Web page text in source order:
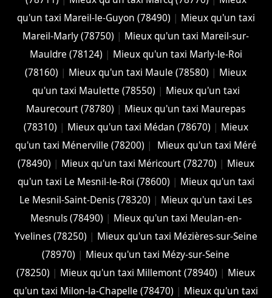
qu'un taxi Mareil-le-Guyon (78490) | Mieux qu'un taxi
Mareil-Marly (78750) | Mieux qu'un taxi Mareil-sur-
Mauldre (78124) | Mieux qu'un taxi Marly-le-Roi
(78160) | Mieux qu'un taxi Maule (78580) | Mieux
qu'un taxi Maulette (78550) | Mieux qu'un taxi
Maurecourt (78780) | Mieux qu'un taxi Maurepas
(78310) | Mieux qu'un taxi Médan (78670) | Mieux
qu'un taxi Ménerville (78200) |
Mieux qu'un taxi Méré
(78490) | Mieux qu'un taxi Méricourt (78270) | Mieux
qu'un taxi Le Mesnil-le-Roi (78600) | Mieux qu'un taxi
Le Mesnil-Saint-Denis (78320) | Mieux qu'un taxi Les
Mesnuls (78490) | Mieux qu'un taxi Meulan-en-
Yvelines (78250) | Mieux qu'un taxi Mézières-sur-Seine
(78970) | Mieux qu'un taxi Mézy-sur-Seine
(78250) | Mieux qu'un taxi Millemont (78940) | Mieux
qu'un taxi Milon-la-Chapelle (78470) | Mieux qu'un taxi